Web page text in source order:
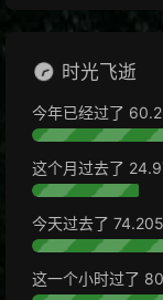
时光飞逝
今年已经过了
这个月过去了
今天过去了
这一个小时过了